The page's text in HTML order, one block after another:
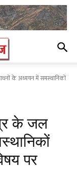
के अध्ययन में समस्थानिकों
के जल
पर